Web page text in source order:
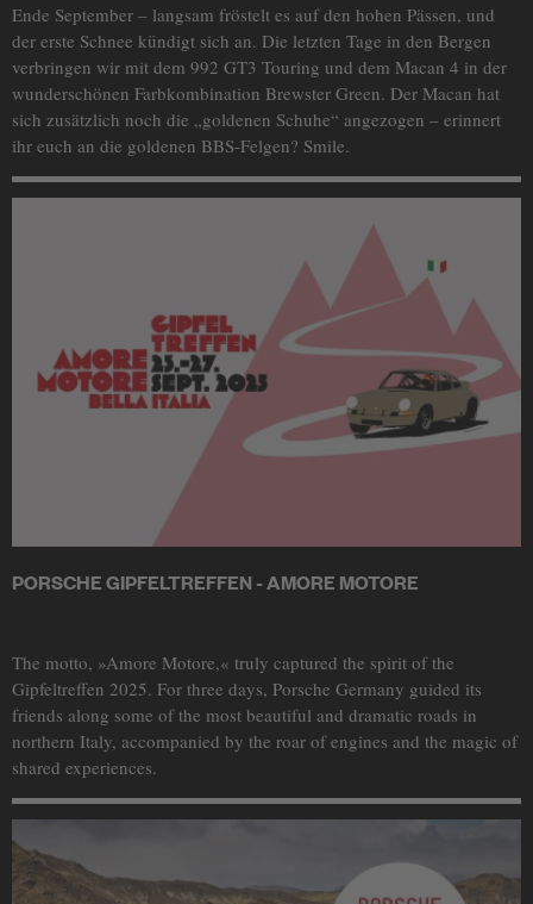
Ende September – langsam fröstelt es auf den hohen Pässen, und
der erste Schnee kündigt sich an. Die letzten Tage in den Bergen
verbringen wir mit dem 992 GT3 Touring und dem Macan 4 in der
wunderschönen Farbkombination Brewster Green. Der Macan hat
sich zusätzlich noch die „goldenen Schuhe“ angezogen – erinnert
ihr euch an die goldenen BBS-Felgen? Smile.
PORSCHE GIPFELTREFFEN - AMORE MOTORE
The motto, »Amore Motore,« truly captured the spirit of the
Gipfeltreffen 2025. For three days, Porsche Germany guided its
friends along some of the most beautiful and dramatic roads in
northern Italy, accompanied by the roar of engines and the magic of
shared experiences.